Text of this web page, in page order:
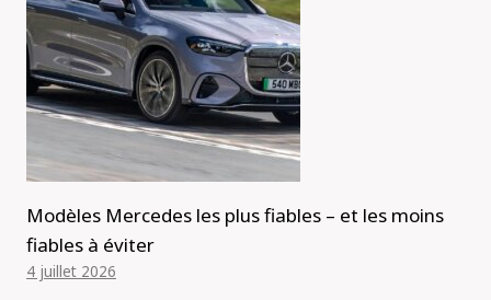
Modèles Mercedes les plus fiables – et les moins
fiables à éviter
4 juillet 2026